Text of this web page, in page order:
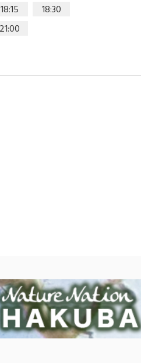
18:15
18:30
21:00